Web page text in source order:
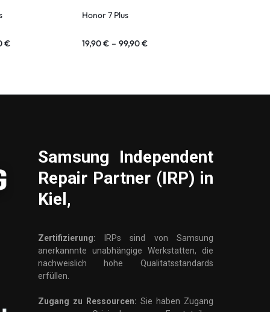
€
Honor 7 Plus
19,90€ – 99,90€
Samsung Independent
Repair Partner (IRP) in
Kiel,
Zertifizierung: IRPs sind von Samsung
anerkannnte unabhängige Werkstatten, die
nachweislich hohe Qualitatsstandards
erfüllen.
Zugang zu Ressourcen: Sie haben Zugang